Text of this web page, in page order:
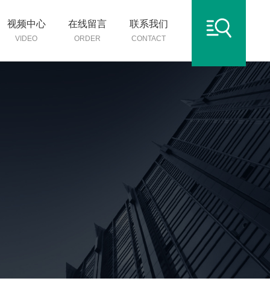
视频中心
VIDEO
在线留言
ORDER
联系我们
CONTACT